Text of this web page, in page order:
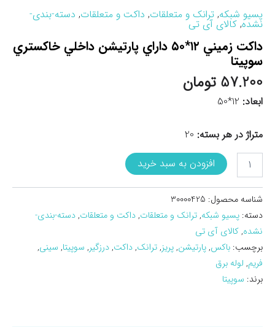
پسیو شبکه, ترانک و متعلقات, داکت و متعلقات, دسته-بندی-
نشده, کالای آی تی
داکت زميني ۱۲*۵۰ داراي پارتيشن داخلي خاکستري
سوپيتا
57.200 تومان
ابعاد:
متراژ در هر بسته: 20
داکت
زميني
داراي
داخلي
خاکستري
سوپيتا
عدد
افزودن به سبد خرید
شناسه محصول: 30000425
دسته: پسیو شبکه,ترانک و متعلقات,داکت و متعلقات,دسته-بندی-
نشده,کالای آی تی
برچسب: باکس,پارتیشن,پریز,ترانک,داکت,درزگیر, سوپیتا, سینی,
فریم, لوله برق
برند: سوپیتا